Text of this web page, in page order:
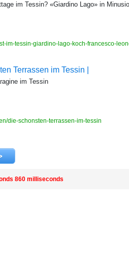
im Tessin? «Giardino Lago» in
im-tessin-giardino-lago-koch-francesco-
Terrassen im Tessin |
im Tessin
die-schonsten-terrassen-im-tessin
860 milliseconds